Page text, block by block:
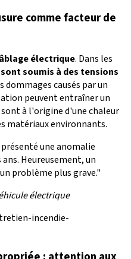
comme facteur de
électrique. Dans les
soumis à des tensions
dommages causés par un
peuvent entraîner un
à l'origine d'une chaleur
matériaux environnants.
une anomalie
Heureusement, un
problème plus grave."
électrique
incendie-